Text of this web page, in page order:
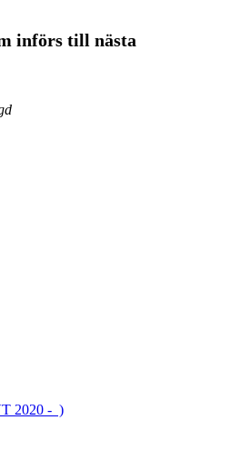
införs till nästa
2020 -  )